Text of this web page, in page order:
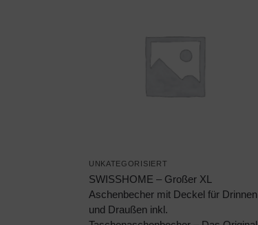
UNKATEGORISIERT
SWISSHOME – Großer XL
Aschenbecher mit Deckel für Drinnen
und Draußen inkl.